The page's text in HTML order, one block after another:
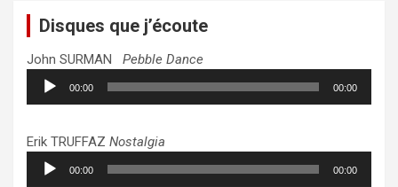
Disques que j’écoute
John SURMAN Pebble Dance
Lecteur
audio
00:00 00:00
Erik TRUFFAZ Nostalgia
Lecteur
audio
00:00 00:00